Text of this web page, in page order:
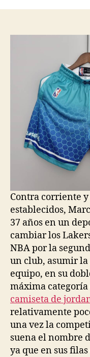
Contra corriente
establecidos,
37 años en un
cambiar los
NBA por la
un club, asumir
equipo, en su
máxima
camiseta de
relativamente
una vez la
suena el nombre
ya que en sus